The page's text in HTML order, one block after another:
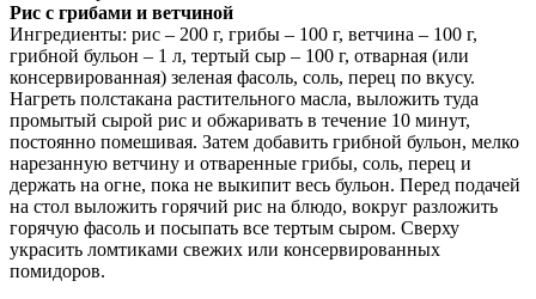
Рис с грибами и ветчиной
Ингредиенты: рис – 200 г, грибы – 100 г, ветчина – 100 г,
грибной бульон – 1 л, тертый сыр – 100 г, отварная (или
консервированная) зеленая фасоль, соль, перец по вкусу.
Нагреть полстакана растительного масла, выложить туда
промытый сырой рис и обжаривать в течение 10 минут,
постоянно помешивая. Затем добавить грибной бульон, мелко
нарезанную ветчину и отваренные грибы, соль, перец и
держать на огне, пока не выкипит весь бульон. Перед подачей
на стол выложить горячий рис на блюдо, вокруг разложить
горячую фасоль и посыпать все тертым сыром. Сверху
украсить ломтиками свежих или консервированных
помидоров.